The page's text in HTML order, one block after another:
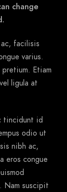
change
facilisis
varius.
Etiam
ligula at
tincidunt id
odio ut
nibh ac,
eros congue
Nam suscipit